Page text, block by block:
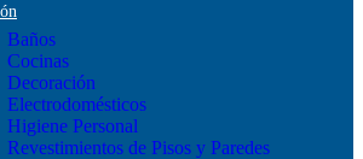
Baños
Cocinas
Decoración
Electrodomésticos
Higiene Personal
Revestimientos de Pisos y Paredes